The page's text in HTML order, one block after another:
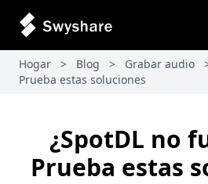
Hogar > Blog > Grabar audio
Prueba estas soluciones
¿SpotDL no
Prueba estas